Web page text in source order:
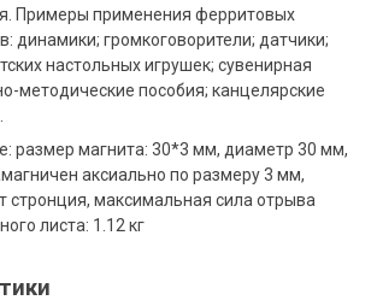
Примеры применения ферритовых
динамики; громкоговорители; датчики;
настольных игрушек; сувенирная
методические пособия; канцелярские
размер магнита: 30*3 мм, диаметр 30 мм,
аксиально по размеру 3 мм,
стронция, максимальная сила отрыва
листа: 1.12 кг